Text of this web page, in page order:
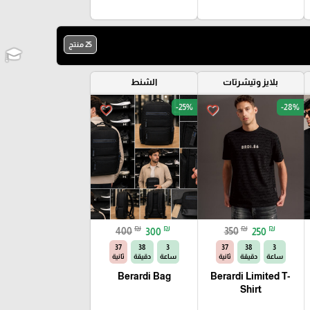
25 منتج
بلايز وتيشرتات
favorite_border -28%
350 ₪ 250 ₪
3
ساعة
38
دقيقة
35
ثانية
Berardi Limited T-
Shirt
الشنط
favorite_border -25%
400 ₪ 300 ₪
3
ساعة
38
دقيقة
35
ثانية
Berardi Bag